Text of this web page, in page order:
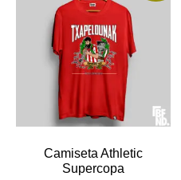
Camiseta Athletic
Supercopa